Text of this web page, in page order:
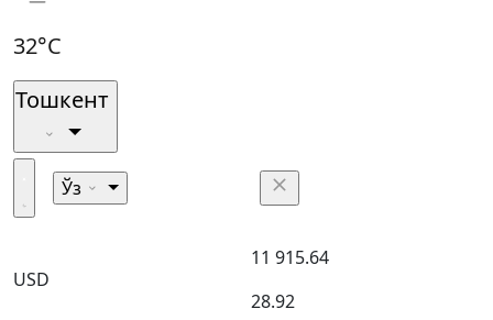
32°C
Тошкент
Ўз
USD
11 915.64
28.92